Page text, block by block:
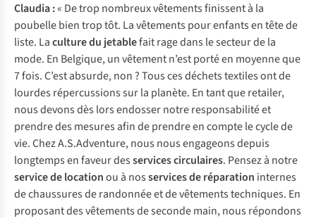
Claudia :« De trop nombreux vêtements finissent à la
poubelle bien trop tôt. La vêtements pour enfants en tête de
liste. Laculture du jetablefait rage dans le secteur de la
mode. En Belgique, un vêtement n’est porté en moyenne que
7 fois. C’est absurde, non ? Tous ces déchets textiles ont de
lourdes répercussions sur la planète. En tant que retailer,
nous devons dès lors endosser notre responsabilité et
prendre des mesures afin de prendre en compte le cycle de
vie. Chez A.S.Adventure, nous nous engageons depuis
longtemps en faveur desservices circulaires. Pensez à notre
service de locationou à nosservicesde réparation internes
de chaussures de randonnée et de vêtements techniques. En
proposant des vêtements de seconde main, nous répondons